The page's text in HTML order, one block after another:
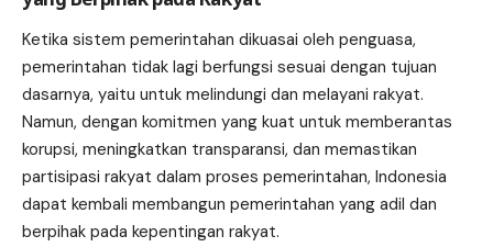
Ketika sistem pemerintahan dikuasai oleh penguasa,
pemerintahan tidak lagi berfungsi sesuai dengan tujuan
dasarnya, yaitu untuk melindungi dan melayani rakyat.
Namun, dengan komitmen yang kuat untuk memberantas
korupsi, meningkatkan transparansi, dan memastikan
partisipasi rakyat dalam proses pemerintahan, Indonesia
dapat kembali membangun pemerintahan yang adil dan
berpihak pada kepentingan rakyat.